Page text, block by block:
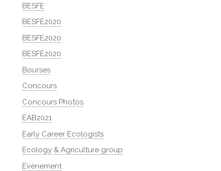
BESFE
BESFE2020
BESFE2020
BESFE2020
Bourses
Concours
Concours Photos
EAB2021
Early Career Ecologists
Ecology & Agriculture group
Evènement